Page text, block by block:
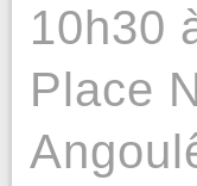
10h30
Place